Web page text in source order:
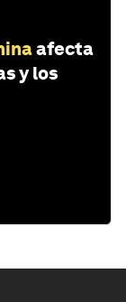
afecta
y los